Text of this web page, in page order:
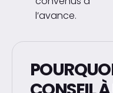
l’avance.